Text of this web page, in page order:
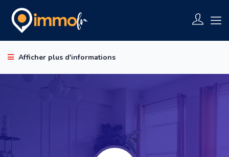
Afficher plus d'informations